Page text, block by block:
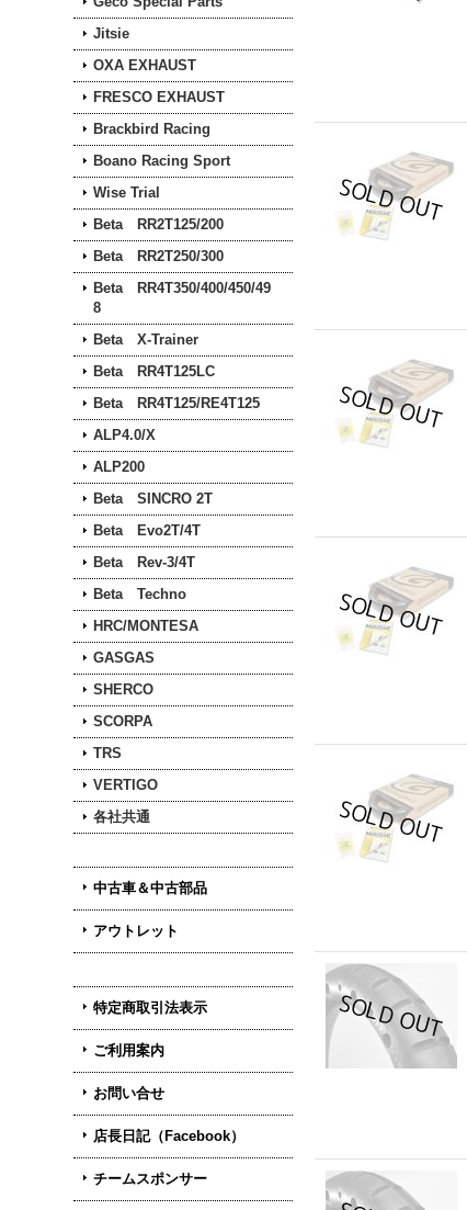
Jitsie
OXA EXHAUST
FRESCO EXHAUST
Brackbird Racing
Boano Racing Sport
Wise Trial
Beta RR2T125/200
Beta RR2T250/300
Beta RR4T350/400/450/49
8
Beta X-Trainer
Beta RR4T125LC
Beta RR4T125/RE4T125
ALP4.0/X
ALP200
Beta SINCRO 2T
Beta Evo2T/4T
Beta Rev-3/4T
Beta Techno
HRC/MONTESA
GASGAS
SHERCO
SCORPA
TRS
VERTIGO
各社共通
中古車＆中古部品
アウトレット
特定商取引法表示
ご利用案内
お問い合せ
店長日記（Facebook）
チームスポンサー